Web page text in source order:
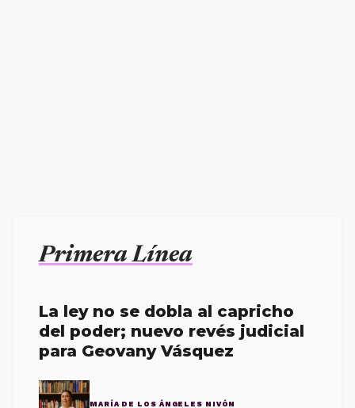
Primera Línea
La ley no se dobla al capricho
del poder; nuevo revés judicial
para Geovany Vásquez
MARÍA DE LOS ÁNGELES NIVÓN